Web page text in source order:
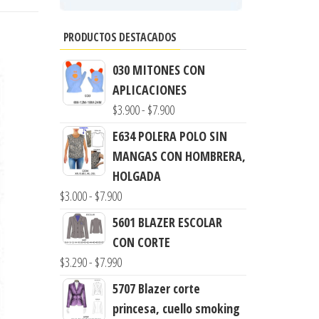
PRODUCTOS DESTACADOS
030 MITONES CON
APLICACIONES
$3.900- $7.900Rango
de
precios:
$7.900
E634 POLERA POLO SIN
MANGAS CON HOMBRERA,
HOLGADA
$3.000- $7.900Rango
de
precios:
desde
hasta
$7.900
5601 BLAZER ESCOLAR
CON CORTE
$3.290- $7.990Rango
de
precios:
5707 Blazer corte
princesa, cuello smoking